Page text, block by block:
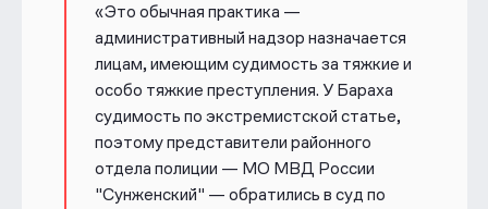
проверку законности задержания
активиста и нарушили статью 5
Европейской конвенции о праве на
свободу и личную
неприкосновенность — Бараху
назначили компенсацию 500 евро.
«Это обычная практика —
административный надзор назначается
лицам, имеющим судимость за тяжкие и
особо тяжкие преступления. У Бараха
судимость по экстремистской статье,
поэтому представители районного
отдела полиции — МО МВД России
"Сунженский" — обратились в суд по